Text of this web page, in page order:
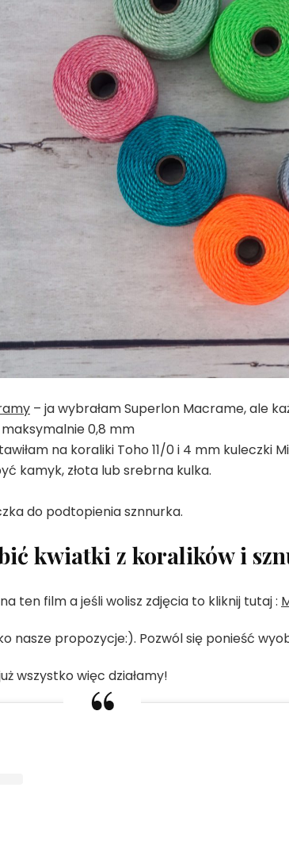
– ja wybrałam Superlon Macrame, ale
0,8 mm
na koraliki Toho 11/0 i 4 mm kuleczki
kamyk, złota lub srebrna kulka.
do podtopienia sznnurka.
kwiatki z koralików i
ten film a jeśli wolisz zdjęcia to kliknij tutaj :
nasze propozycje:). Pozwól się ponieść
wszystko więc działamy!